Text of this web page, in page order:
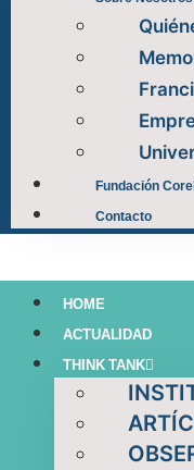
Fundación
Contacto
HOME
ACTUALIDAD
THINK TANK